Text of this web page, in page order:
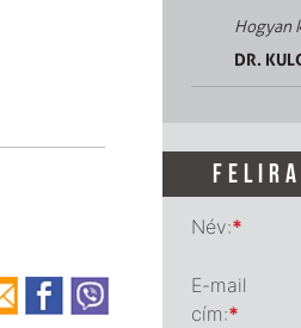
Hogyan
DR.
Név:*
E-mail
cím:*